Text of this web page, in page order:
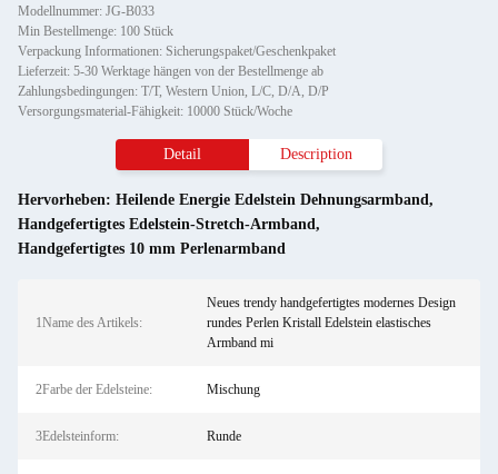
Modellnummer: JG-B033
Min Bestellmenge: 100 Stück
Verpackung Informationen: Sicherungspaket/Geschenkpaket
Lieferzeit: 5-30 Werktage hängen von der Bestellmenge ab
Zahlungsbedingungen: T/T, Western Union, L/C, D/A, D/P
Versorgungsmaterial-Fähigkeit: 10000 Stück/Woche
Detail Description
Hervorheben: Heilende Energie Edelstein Dehnungsarmband,
Handgefertigtes Edelstein-Stretch-Armband,
Handgefertigtes 10 mm Perlenarmband
1Name des Artikels:
Neues trendy handgefertigtes modernes Design
rundes Perlen Kristall Edelstein elastisches
Armband mi
2Farbe der Edelsteine: Mischung
3Edelsteinform: Runde